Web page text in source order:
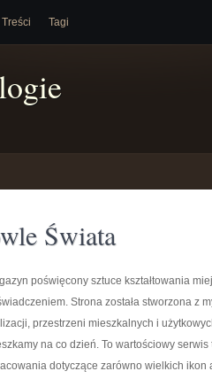
Tagi
Świata
poświęcony sztuce kształtowania
Strona została stworzona z
przestrzeni mieszkalnych i
na co dzień. To wartościowy
dotyczące zarówno wielkich ikon